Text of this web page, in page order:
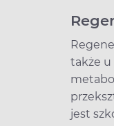
także u
jest